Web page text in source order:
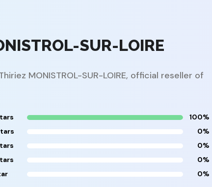
SUR-LOIRE
MONISTROL-SUR-LOIRE, official reseller of
100%
0%
0%
0%
0%